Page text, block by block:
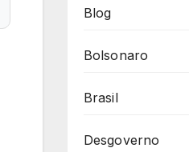
Blog
Bolsonaro
Brasil
Desgoverno